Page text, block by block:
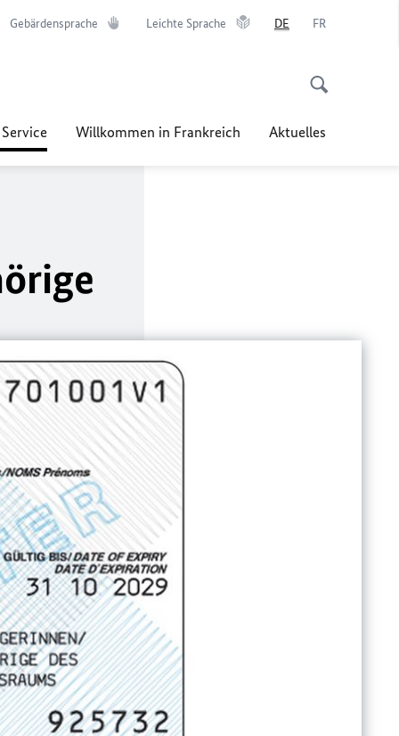
Gebärdensprache Leichte Sprache DE FR
Willkommen in Frankreich Aktuelles